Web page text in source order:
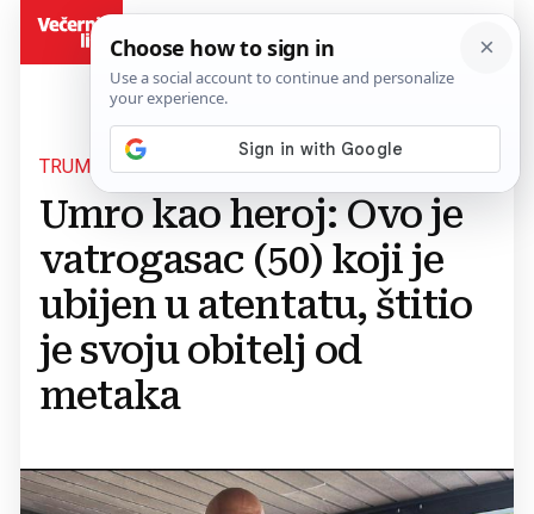
TRUMPA OKRZNUO METAK
Umro kao heroj: Ovo je
vatrogasac (50) koji je
ubijen u atentatu, štitio
je svoju obitelj od
metaka